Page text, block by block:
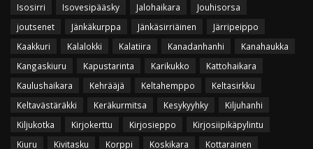
Isosirri
Isovesipääsky Jalohaikara
Jouhisorsa
joutsenet
Jänkäkurppa Jänkäsirriäinen
Järripeippo
Kaakkuri
Kalalokki Kalatiira Kanadanhanhi
Kanahaukka
Kangaskiuru
Kapustarinta Karikukko
Kattohaikara
Kaulushaikara
Kehrääjä Keltahemppo
Keltasirkku
Keltavästäräkki
Keräkurmitsa Kesykyyhky
Kiljuhanhi
Kiljukotka
Kirjokerttu Kirjosieppo
Kirjosiipikäpylintu
Kiuru
Kivitasku Korppi Koskikara Kottarainen